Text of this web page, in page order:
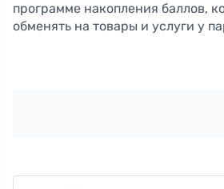
программе накопления баллов,
обменять на товары и услуги у